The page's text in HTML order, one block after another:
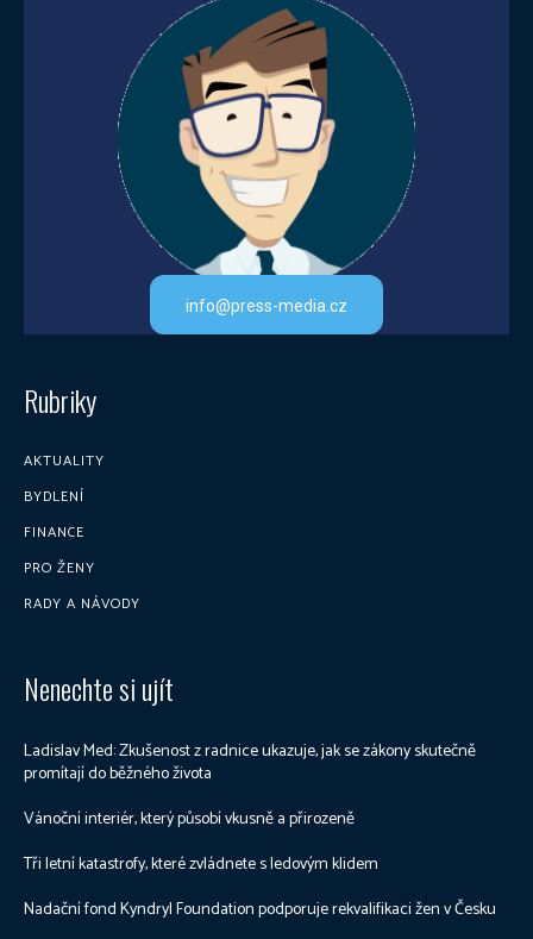
info@press-media.cz
Rubriky
AKTUALITY
BYDLENÍ
FINANCE
PRO ŽENY
RADY A NÁVODY
Nenechte si ujít
Ladislav Med: Zkušenost z radnice ukazuje, jak se zákony skutečně
promítají do běžného života
Vánoční interiér, který působí vkusně a přirozeně
Tři letní katastrofy, které zvládnete s ledovým klidem
Nadační fond Kyndryl Foundation podporuje rekvalifikaci žen v Česku